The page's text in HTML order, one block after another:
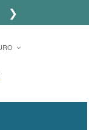
❯